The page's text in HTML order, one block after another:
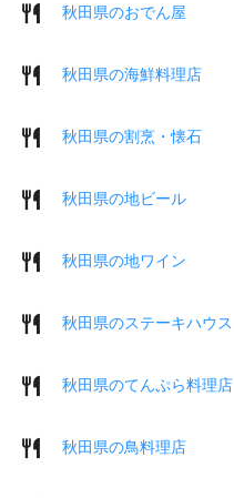
秋田県のおでん屋
秋田県の海鮮料理店
秋田県の割烹・懐石
秋田県の地ビール
秋田県の地ワイン
秋田県のステーキハウス
秋田県のてんぷら料理店
秋田県の鳥料理店